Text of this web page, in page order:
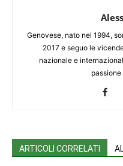
Genovese, nato nel 1994,
2017 e seguo le
nazionale e
ARTICOLI CORRELATI